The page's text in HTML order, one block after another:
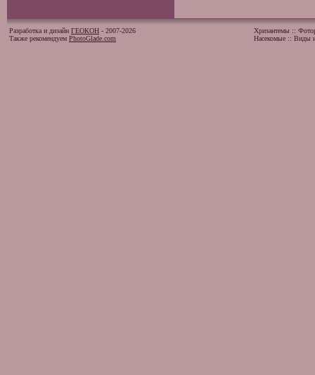
Разработка и дизайн ГЕОКОН - 2007-2026
Также рекомендуем PhotoGlade.com
Хризантемы ::
Насекомые :: Виды